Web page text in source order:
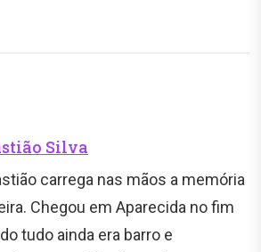
Silva
carrega nas mãos a memória
Chegou em Aparecida no fim
tudo ainda era barro e